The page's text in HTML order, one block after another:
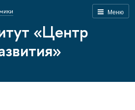
Меню
«Центр